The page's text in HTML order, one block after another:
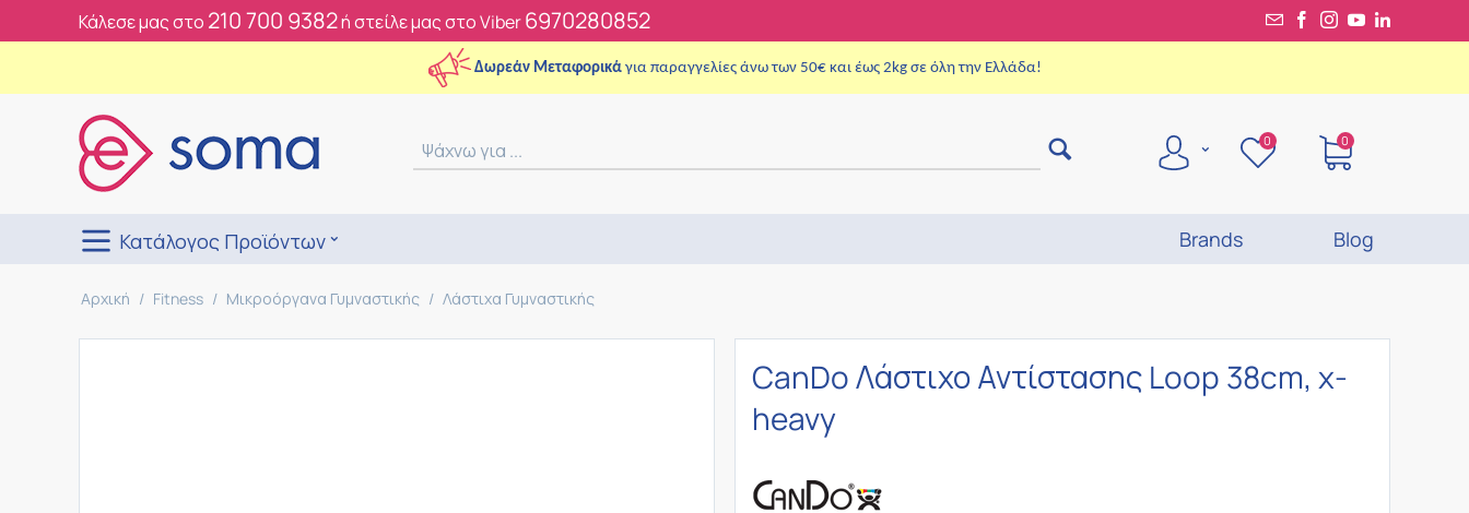
Κάλεσε μας στο 210 700 9382ή στείλε μας στο Viber6970280852
Δωρεάν Μεταφορικάγια παραγγελίες άνω των 50€ και έως 2kg σε όλη την Ελλάδα!
0 0
Κατάλογος Προϊόντων Brands Blog
Αρχική / Fitness / Μικροόργανα Γυμναστικής / Λάστιχα Γυμναστικής
CanDo Λάστιχο Αντίστασης Loop 38cm, x-
heavy